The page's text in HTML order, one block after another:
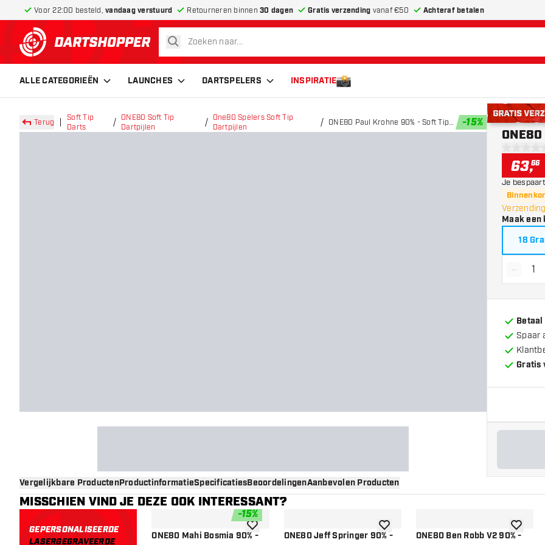
Voor 22:00 besteld, vandaag verstuurd Retourneren binnen 30 dagen Gratis verzending vanaf €50 Achteraf betalen
terug naar home pagina
zoeken
ALLE CATEGORIEËN LAUNCHES DARTSPELERS INSPIRATIE
Terug
Soft Tip
Darts
ONE80 Soft Tip
Dartpijlen
One80 Spelers Soft Tip
Dartpijlen
ONE80 Paul Krohne 90% - Soft Tip
Darts
-15%
Gratis
0 score
63,66
Je bespaart
Maak een
18
-
Spaar
Gratis
Vergelijkbare ProductenProductinformatieSpecificatiesBeoordelingenAanbevolen Producten
MISSCHIEN VIND JE DEZE OOK INTERESSANT?
GEPERSONALISEERDE
LASERGEGRAVEERDE
-15%
ONE80 Mahi Bosmia 90% -toevoegen aan verlanglijst
ONE80 Jeff Springer 90% -toevoegen aan verlanglijst
ONE80 Ben Robb V2 90% -